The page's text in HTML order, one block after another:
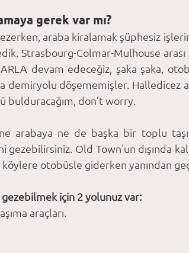
gerek var mı?
araba kiralamak şüphesiz
Strasbourg-Colmar-Mulhouse
devam edeceğiz, şaka şaka,
döşememişler. Halledicez
bulduracağım, don’t worry.
arabaya ne de başka bir toplu
Old Town'un dışında
otobüsle giderken yanından
için 2 yolunuz var:
araçları.